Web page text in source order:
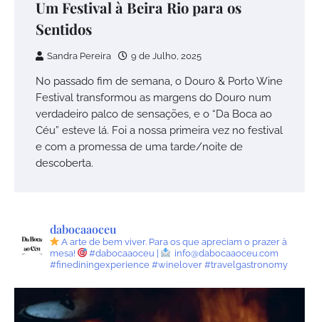
Um Festival à Beira Rio para os
Sentidos
Sandra Pereira 9 de Julho, 2025
No passado fim de semana, o Douro & Porto Wine
Festival transformou as margens do Douro num
verdadeiro palco de sensações, e o “Da Boca ao
Céu” esteve lá. Foi a nossa primeira vez no festival
e com a promessa de uma tarde/noite de
descoberta.
dabocaaoceu
A arte de bem viver. Para os que apreciam o prazer à
mesa!
#dabocaaoceu |
info@dabocaaoceu.com
#finediningexperience #winelover #travelgastronomy